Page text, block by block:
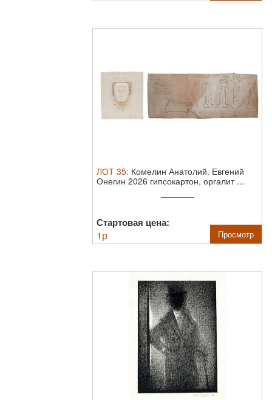
ЛОТ 35: Комелин Анатолий. Евгений
Онегин 2026 гипсокартон, оргалит ...
Стартовая цена:
1р Просмотр